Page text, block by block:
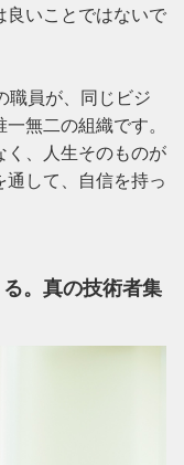
良いことではないで
職員が、同じビジ
無二の組織です。
く、人生そのものが
して、自信を持っ
。真の技術者集